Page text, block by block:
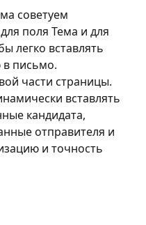
советуем
поля Тема и для
легко вставлять
письмо.
части страницы.
вставлять
кандидата,
отправителя и
и точность